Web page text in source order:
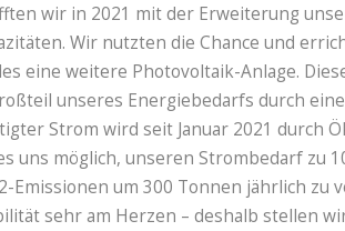
wir in 2021 mit der Erweiterung
Wir nutzten die Chance und
eine weitere Photovoltaik-Anlage.
unseres Energiebedarfs durch
Strom wird seit Januar 2021 durch
uns möglich, unseren Strombedarf zu
Emissionen um 300 Tonnen jährlich zu
sehr am Herzen – deshalb stellen